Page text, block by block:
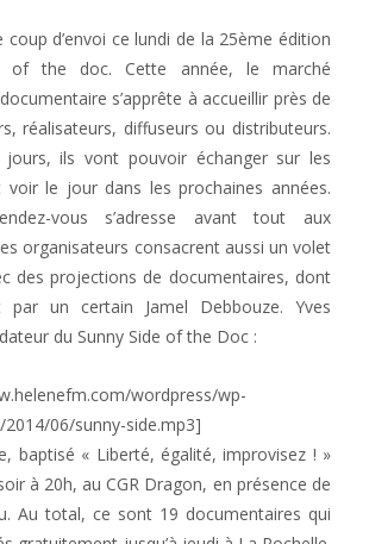
coup d’envoi ce lundi de la 25ème édition
of the doc. Cette année, le marché
s’apprête à accueillir près de
réalisateurs, diffuseurs ou distributeurs.
jours, ils vont pouvoir échanger sur les
le jour dans les prochaines années.
vous s’adresse avant tout aux
organisateurs consacrent aussi un volet
des projections de documentaires, dont
par un certain Jamel Debbouze. Yves
du Sunny Side of the Doc :
wordpress/wp-
06/sunny-side.mp3]
baptisé « Liberté, égalité, improvisez ! »
à 20h, au CGR Dragon, en présence de
Au total, ce sont 19 documentaires qui